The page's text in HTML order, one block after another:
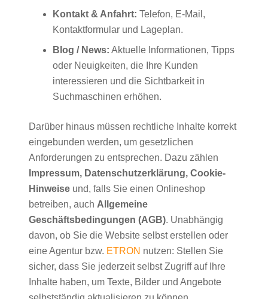
Kontakt & Anfahrt: Telefon, E-Mail,
Kontaktformular und Lageplan.
Blog / News: Aktuelle Informationen, Tipps
oder Neuigkeiten, die Ihre Kunden
interessieren und die Sichtbarkeit in
Suchmaschinen erhöhen.
Darüber hinaus müssen rechtliche Inhalte korrekt
eingebunden werden, um gesetzlichen
Anforderungen zu entsprechen. Dazu zählen
Impressum, Datenschutzerklärung, Cookie-
Hinweise und, falls Sie einen Onlineshop
betreiben, auch Allgemeine
Geschäftsbedingungen (AGB). Unabhängig
davon, ob Sie die Website selbst erstellen oder
eine Agentur bzw. ETRON nutzen: Stellen Sie
sicher, dass Sie jederzeit selbst Zugriff auf Ihre
Inhalte haben, um Texte, Bilder und Angebote